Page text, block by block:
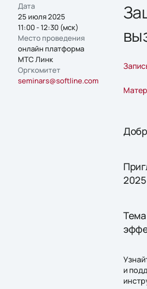
Дата
25 июля 2025
11:00 - 12:30 (мск)
Место проведения
онлайн платформа
МТС Линк
Оргкомитет
seminars@softline.com
и